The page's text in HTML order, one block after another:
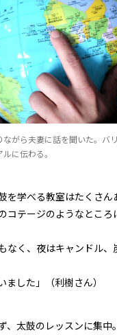
がら夫妻に話を聞いた。バ
に伝わる。
を学べる教室はたくさん
コテージのようなところ
なく、夜はキャンドル、
した」（利樹さん）
、太鼓のレッスンに集中。